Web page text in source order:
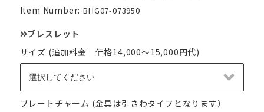
Item Number: BHG07-073950
ブレスレット
サイズ (追加料金 価格14,000～15,000円代)
プレートチャーム (金具は引きわタイプとなります）